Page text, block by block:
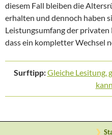
diesem Fall bleiben die
erhalten und dennoch haben
Leistungsumfang der
dass ein kompletter Wechsel
Surftipp:Gleiche Lesitung,